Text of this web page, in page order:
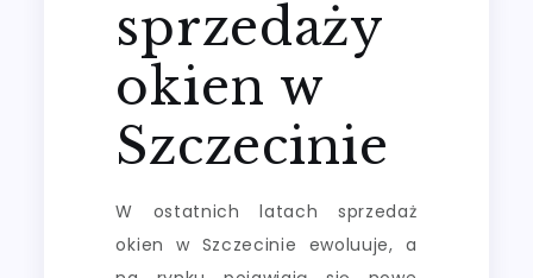
sprzedaży
okien w
Szczecinie
W ostatnich latach sprzedaż
okien w Szczecinie ewoluuje, a